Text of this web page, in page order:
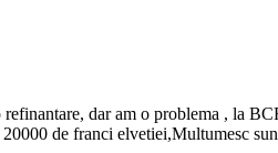
dar am o problema , la
de franci elvetiei,Multumesc